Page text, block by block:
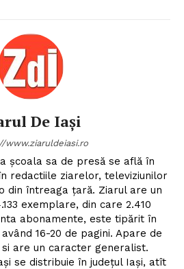
De Iași
www.ziaruldeiasi.ro
şcoala sa de presă se află în
redactiile ziarelor, televiziunilor
din întreaga ţară. Ziarul are un
exemplare, din care 2.410
abonamente, este tipărit în
16-20 de pagini. Apare de
are un caracter generalist.
se distribuie în judeţul Iaşi, atît